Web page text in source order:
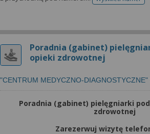
telefonu
Poradnia (gabinet)
opieki zdrowotnej
"CENTRUM MEDYCZNO-DIAGNOSTYCZNE"
Poradnia (gabinet) pielęgniarki
zdrowotnej
Zarezerwuj wizytę